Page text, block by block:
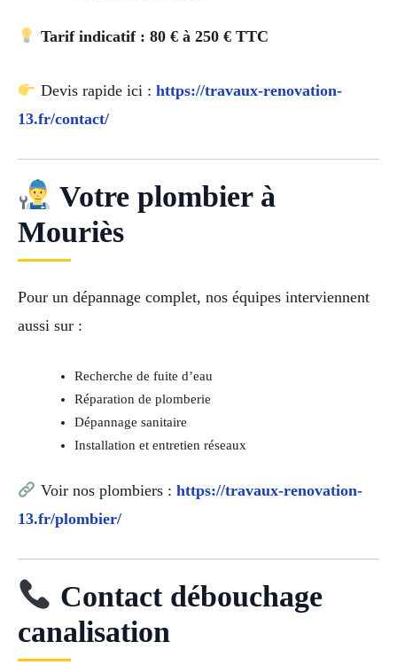
Tarif indicatif : 80 € à 250 € TTC
Devis rapide ici : https://travaux-renovation-
13.fr/contact/
Votre plombier à
Mouriès
Pour un dépannage complet, nos équipes interviennent
aussi sur :
Recherche de fuite d’eau
Réparation de plomberie
Dépannage sanitaire
Installation et entretien réseaux
Voir nos plombiers : https://travaux-renovation-
13.fr/plombier/
Contact débouchage
canalisation